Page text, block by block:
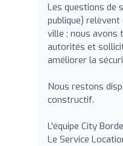
Les questions de
publique)
ville ; nous avons
autorités et
améliorer la
Nous restons
constructif.
L'équipe City
Le Service